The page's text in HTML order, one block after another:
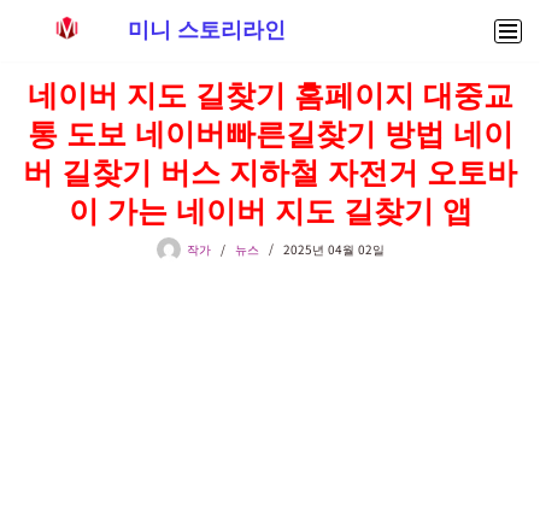
텐
츠
로
건
미니 스토리라인
네이버 지도 길찾기 홈페이지 대중교
통 도보 네이버빠른길찾기 방법 네이
버 길찾기 버스 지하철 자전거 오토바
이 가는 네이버 지도 길찾기 앱
작가 뉴스 2025년 04월 02일